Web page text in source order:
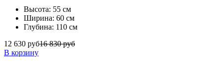
Высота: 55 см
Ширина: 60 см
Глубина: 110 см
12 630 руб16 830 руб
В корзину